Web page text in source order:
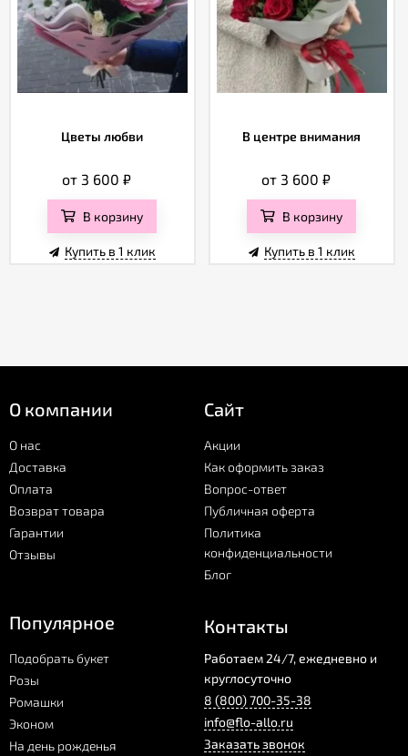
Цветы любви
от 3 600₽
В корзину
Купить в 1 клик
В центре внимания
от 3 600₽
В корзину
Купить в 1 клик
О компании
О нас
Доставка
Оплата
Возврат товара
Гарантии
Отзывы
Сайт
Акции
Как оформить заказ
Вопрос-ответ
Публичная оферта
Политика
конфиденциальности
Блог
Популярное
Подобрать букет
Розы
Ромашки
Эконом
На день рожденья
Контакты
Работаем 24/7, ежедневно и
круглосуточно
8 (800) 700-35-38
info@flo-allo.ru
Заказать звонок